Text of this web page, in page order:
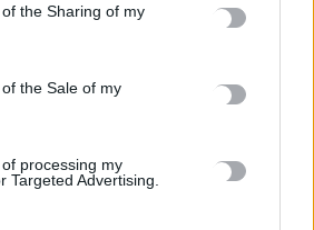
the Sharing of my
the Sale of my
processing my
Targeted Advertising.
εκατομμυριούχος
και μελτέμια έως 8 μποφόρ – Ο